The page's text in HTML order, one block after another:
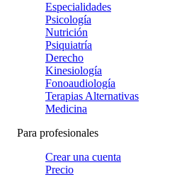
Especialidades
Psicología
Nutrición
Psiquiatría
Derecho
Kinesiología
Fonoaudiología
Terapias Alternativas
Medicina
Para profesionales
Crear una cuenta
Precio